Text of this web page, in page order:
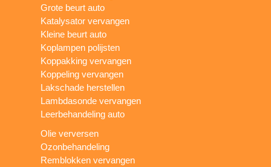
Grote beurt auto
Katalysator vervangen
Kleine beurt auto
Koplampen polijsten
Koppakking vervangen
Koppeling vervangen
Lakschade herstellen
Lambdasonde vervangen
Leerbehandeling auto
Olie verversen
Ozonbehandeling
Remblokken vervangen